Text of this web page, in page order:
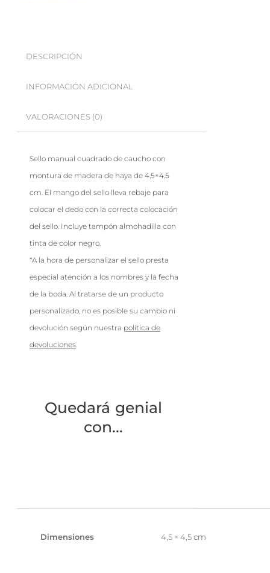
DESCRIPCIÓN
INFORMACIÓN ADICIONAL
VALORACIONES (0)
Sello manual cuadrado de caucho con
montura de madera de haya de 4,5×4,5
cm. El mango del sello lleva rebaje para
colocar el dedo con la correcta colocación
del sello. Incluye tampón almohadilla con
tinta de color negro.
*A la hora de personalizar el sello presta
especial atención a los nombres y la fecha
de la boda. Al tratarse de un producto
personalizado, no es posible su cambio ni
devolución según nuestra política de
devoluciones.
Quedará genial
con...
Dimensiones 4,5 × 4,5 cm